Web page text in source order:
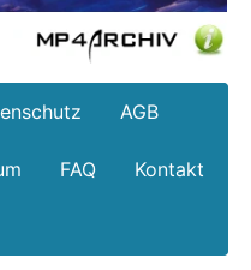
AGB
FAQ Kontakt